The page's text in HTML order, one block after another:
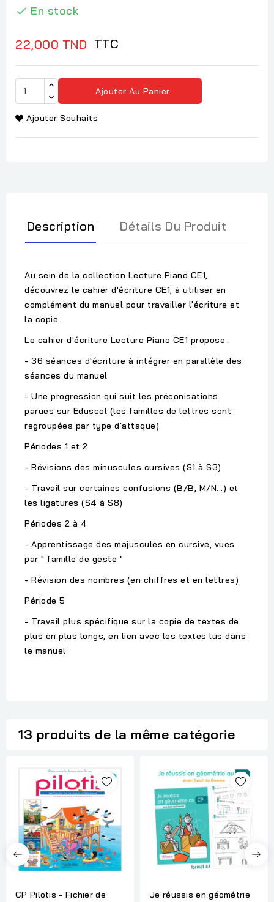
 En stock
22,000 TND TTC
Ajouter Au Panier
Ajouter Souhaits
Description Détails Du Produit
Au sein de la collection Lecture Piano CE1,
découvrez le cahier d'écriture CE1, à utiliser en
complément du manuel pour travailler l'écriture et
la copie.
Le cahier d'écriture Lecture Piano CE1 propose :
- 36 séances d'écriture à intégrer en parallèle des
séances du manuel
- Une progression qui suit les préconisations
parues sur Eduscol (les familles de lettres sont
regroupées par type d'attaque)
Périodes 1 et 2
- Révisions des minuscules cursives (S1 à S3)
- Travail sur certaines confusions (B/B, M/N...) et
les ligatures (S4 à S8)
Périodes 2 à 4
- Apprentissage des majuscules en cursive, vues
par " famille de geste "
- Révision des nombres (en chiffres et en lettres)
Période 5
- Travail plus spécifique sur la copie de textes de
plus en plus longs, en lien avec les textes lus dans
le manuel
13 produits de la même catégorie
CP Pilotis - Fichier de
Je réussis en géométrie